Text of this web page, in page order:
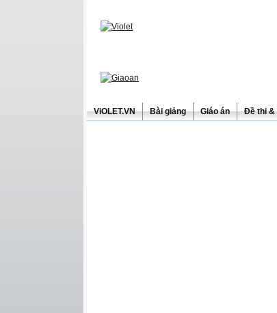
ViOLET.VN Bài giảng Giáo án Đề thi &